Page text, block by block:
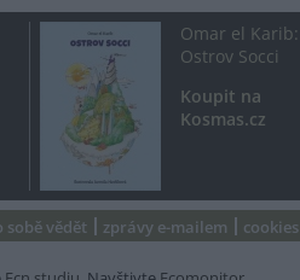
Omar el Karib:
Ostrov Socci
Koupit na
Kosmas.cz
sobě vědět zprávy e-mailem cookies